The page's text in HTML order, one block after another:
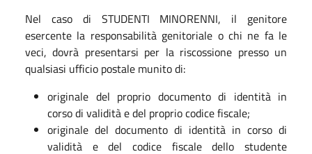
Nel caso di STUDENTI MINORENNI, il genitore
esercente la responsabilità genitoriale o chi ne fa le
veci, dovrà presentarsi per la riscossione presso un
qualsiasi ufficio postale munito di:
originale del proprio documento di identità in
corso di validità e del proprio codice fiscale;
originale del documento di identità in corso di
validità e del codice fiscale dello studente